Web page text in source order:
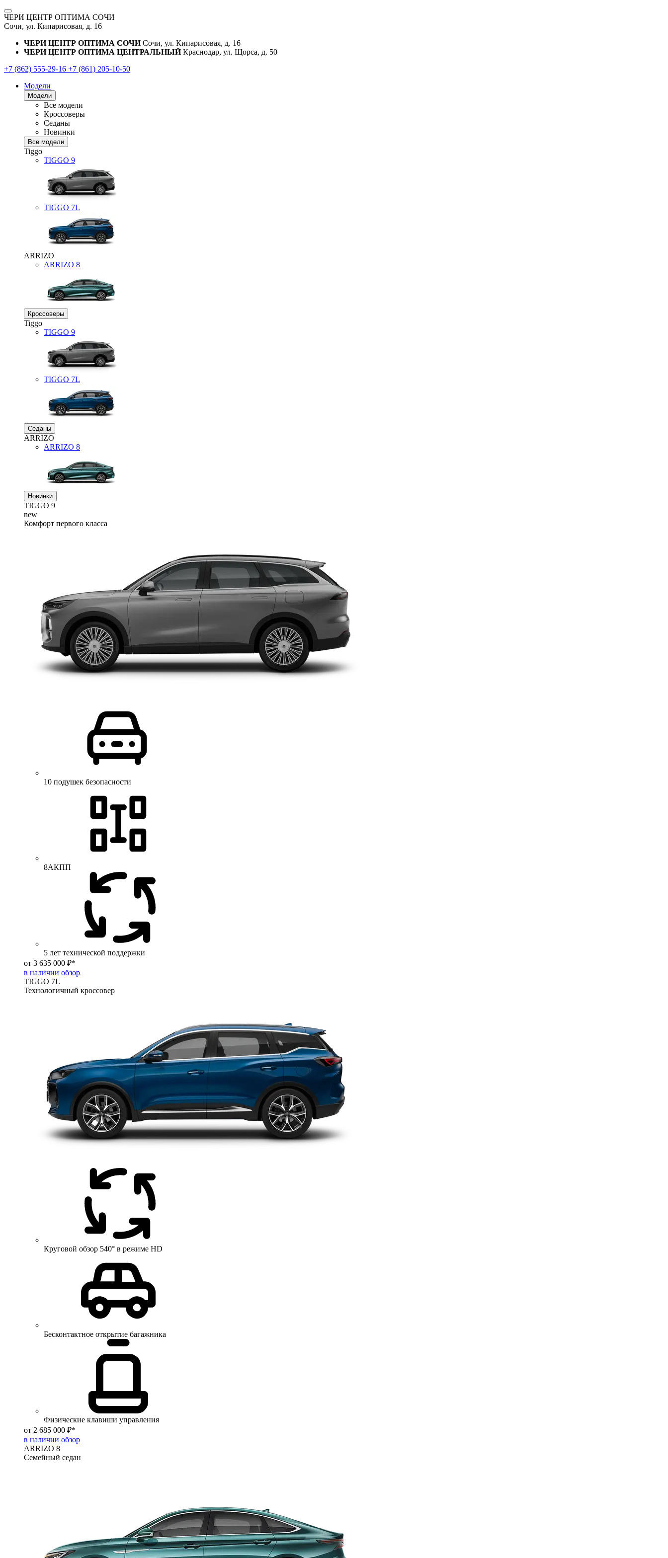
ЧЕРИ ЦЕНТР ОПТИМА СОЧИ
Сочи, ул. Кипарисовая, д. 16
ЧЕРИ ЦЕНТР ОПТИМА СОЧИ Сочи, ул. Кипарисовая, д. 16
ЧЕРИ ЦЕНТР ОПТИМА ЦЕНТРАЛЬНЫЙ Краснодар, ул. Щорса, д. 50
+7 (862) 555-29-16 +7 (861) 205-10-50
Модели
Модели
Все модели
Кроссоверы
Седаны
Новинки
Все модели
Tiggo
TIGGO 9
TIGGO 7L
ARRIZO
ARRIZO 8
Кроссоверы
Tiggo
TIGGO 9
TIGGO 7L
Седаны
ARRIZO
ARRIZO 8
Новинки
TIGGO 9
new
Комфорт первого класса
10 подушек безопасности
8АКПП
5 лет технической поддержки
от 3 635 000 ₽*
в наличии обзор
TIGGO 7L
Технологичный кроссовер
Круговой обзор 540° в режиме HD
Бесконтактное открытие багажника
Физические клавиши управления
от 2 685 000 ₽*
в наличии обзор
ARRIZO 8
Семейный седан